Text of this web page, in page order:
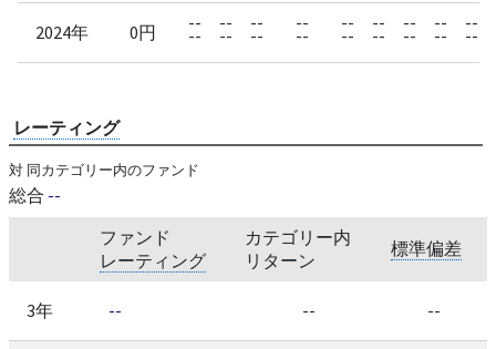
2024年 0円 --
--
--
--
--
--
--
--
--
--
--
--
--
--
--
--
--
--
レーティング
対 同カテゴリー内のファンド
総合 --
ファンド
レーティング
カテゴリー内
リターン
標準偏差
3年 -- -- --